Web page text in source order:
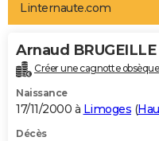
Art de vivre
Bien-être
Loisirs
Mode
Modes de vie
Alimentation
Guide de la santé
Maladies
Médicaments
Sommeil
VOYAGE
Destinations
City break
Voyage nature
Voyage de noces
Forum
Climat
+PHOTO
GUIDES D'ACHAT
Linternaute.com
Arnaud BRUGEILLE
Créer une cagnotte
Naissance
17/11/2000 à Limoges (
Décès